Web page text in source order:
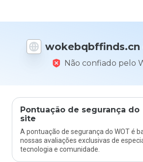
wokebqbffinds.cn
Não confiado pelo
Pontuação de segurança do
site
A pontuação de segurança do WOT é
nossas avaliações exclusivas de
tecnologia e comunidade.
nota